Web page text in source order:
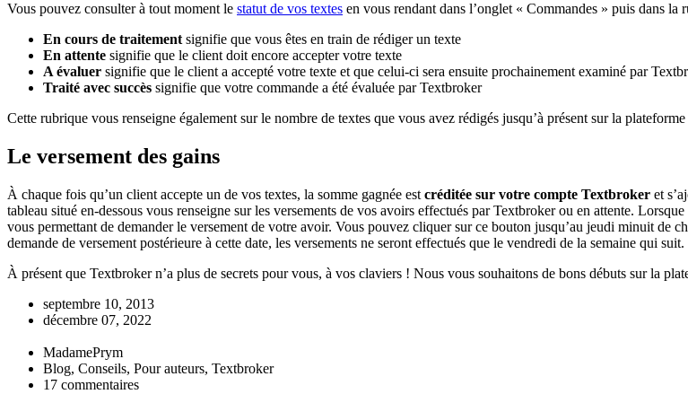
Vous pouvez consulter à tout moment le statut de vos textes en vous rendant dans l’onglet « Commandes » puis dans la
En cours de traitementsignifie que vous êtes en train de rédiger un texte
En attente signifie que le client doit encore accepter votre texte
A évaluer signifie que le client a accepté votre texte et que celui-ci sera ensuite prochainement examiné par
Traité avec succès signifie que votre commande a été évaluée par Textbroker
Cette rubrique vous renseigne également sur le nombre de textes que vous avez rédigés jusqu’à présent sur la
Le versement des gains
À chaque fois qu’un client accepte un de vos textes, la somme gagnée est créditée sur votre compte Textbroker et
tableau situé en-dessous vous renseigne sur les versements de vos avoirs effectués par Textbroker ou en attente.
vous permettant de demander le versement de votre avoir. Vous pouvez cliquer sur ce bouton jusqu’au jeudi minuit de
demande de versement postérieure à cette date, les versements ne seront effectués que le vendredi de la semaine qui suit.
À présent que Textbroker n’a plus de secrets pour vous, à vos claviers ! Nous vous souhaitons de bons débuts sur la
septembre 10, 2013
décembre 07, 2022
MadamePrym
Blog, Conseils, Pour auteurs, Textbroker
17 commentaires